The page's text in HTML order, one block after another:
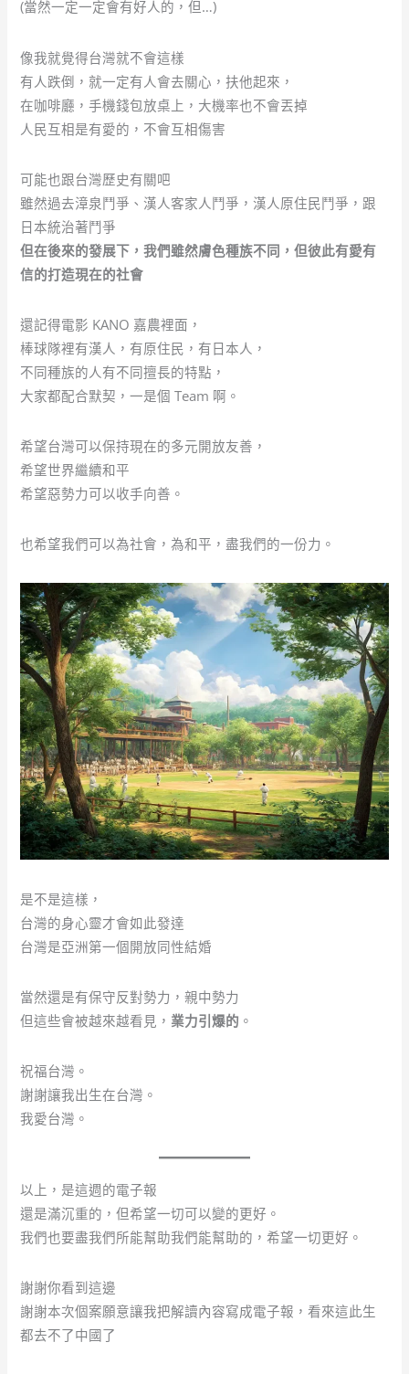
(當然一定一定會有好人的，但…)
像我就覺得台灣就不會這樣
有人跌倒，就一定有人會去關心，扶他起來，
在咖啡廳，手機錢包放桌上，大機率也不會丟掉
人民互相是有愛的，不會互相傷害
可能也跟台灣歷史有關吧
雖然過去漳泉鬥爭、漢人客家人鬥爭，漢人原住民鬥爭，跟
日本統治著鬥爭
但在後來的發展下，我們雖然膚色種族不同，但彼此有愛有
信的打造現在的社會
還記得電影 KANO 嘉農裡面，
棒球隊裡有漢人，有原住民，有日本人，
不同種族的人有不同擅長的特點，
大家都配合默契，一是個 Team 啊。
希望台灣可以保持現在的多元開放友善，
希望世界繼續和平
希望惡勢力可以收手向善。
也希望我們可以為社會，為和平，盡我們的一份力。
是不是這樣，
台灣的身心靈才會如此發達
台灣是亞洲第一個開放同性結婚
當然還是有保守反對勢力，親中勢力
但這些會被越來越看見， 業力引爆的 。
祝福台灣。
謝謝讓我出生在台灣。
我愛台灣。
以上，是這週的電子報
還是滿沉重的，但希望一切可以變的更好。
我們也要盡我們所能幫助我們能幫助的，希望一切更好。
謝謝你看到這邊
謝謝本次個案願意讓我把解讀內容寫成電子報，看來這此生
都去不了中國了